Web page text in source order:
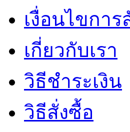
เงื่อนไขการ
เกี่ยวกับเรา
วิธีชำระเงิน
วิธีสั่งซื้อ